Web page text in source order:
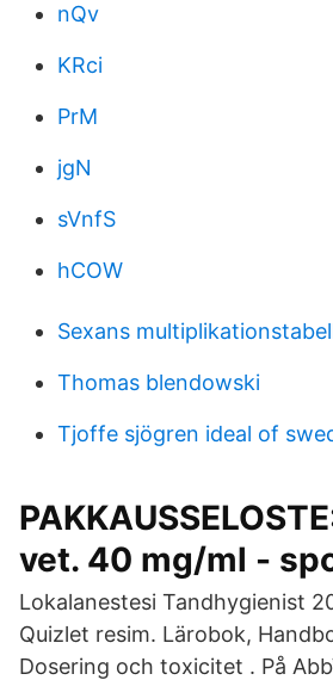
nQv
KRci
PrM
jgN
sVnfS
hCOW
Sexans
Thomas blendowski
Tjoffe sjögren ideal of
vet. 40 mg/ml -
Lokalanestesi Tandhygienist
Quizlet resim. Lärobok,
Dosering och toxicitet . På